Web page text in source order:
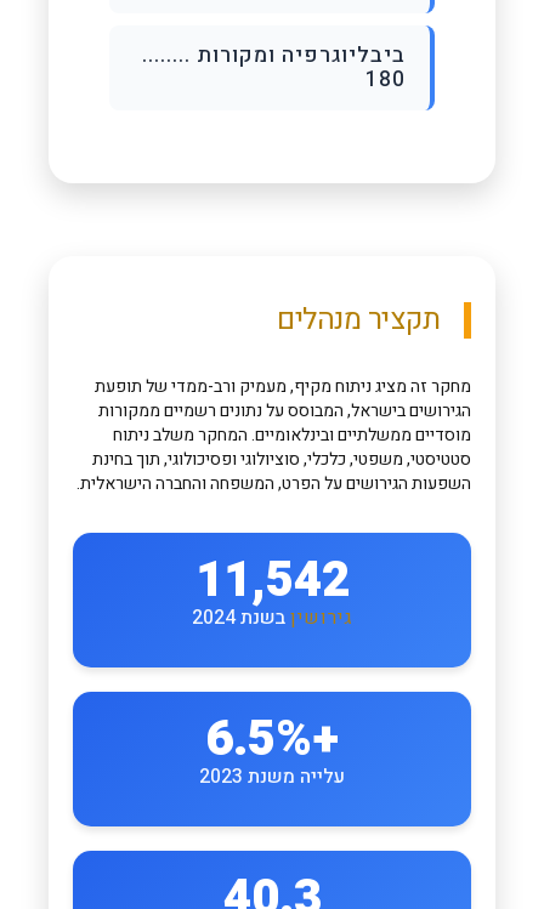
ביבליוגרפיה ומקורות ........
תקציר מנהלים
מחקר זה מציג ניתוח מקיף, מעמיק ורב-ממדי של תופעת
הגירושים בישראל, המבוסס על נתונים רשמיים ממקורות
מוסדיים ממשלתיים ובינלאומיים. המחקר משלב ניתוח
סטטיסטי, משפטי, כלכלי, סוציולוגי ופסיכולוגי, תוך בחינת
השפעות הגירושים על הפרט, המשפחה והחברה הישראלית.
11,542
בשנת 2024
עלייה משנת 2023